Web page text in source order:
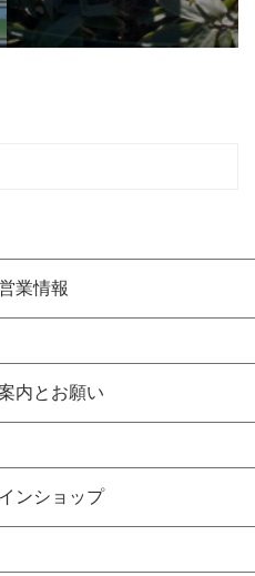
業情報
内とお願い
ンショップ